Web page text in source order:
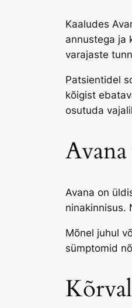
Kaaludes
annustega ja
varajaste
Patsientidel
kõigist
osutuda
Avana on
ninakinnisus.
Mõnel juhul
sümptomid